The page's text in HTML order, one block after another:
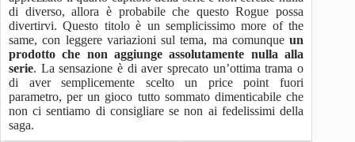
di diverso, allora è probabile che questo Rogue possa
divertirvi. Questo titolo è un semplicissimo more of the
same, con leggere variazioni sul tema, ma comunque un
prodotto che non aggiunge assolutamente nulla alla
serie. La sensazione è di aver sprecato un’ottima trama o
di aver semplicemente scelto un price point fuori
parametro, per un gioco tutto sommato dimenticabile che
non ci sentiamo di consigliare se non ai fedelissimi della
saga.